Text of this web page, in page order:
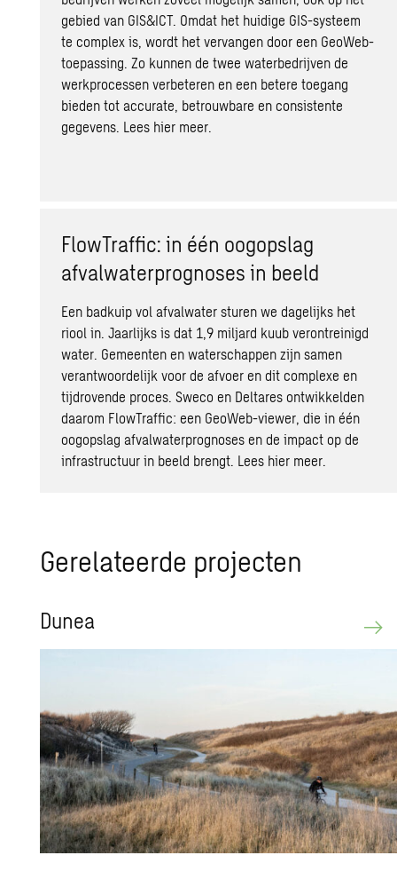
gebied van GIS&ICT. Omdat het huidige GIS-systeem
te complex is, wordt het vervangen door een GeoWeb-
toepassing. Zo kunnen de twee waterbedrijven de
werkprocessen verbeteren en een betere toegang
bieden tot accurate, betrouwbare en consistente
gegevens. Lees hier meer.
FlowTraffic: in één oogopslag
afvalwaterprognoses in beeld
Een badkuip vol afvalwater sturen we dagelijks het
riool in. Jaarlijks is dat 1,9 miljard kuub verontreinigd
water. Gemeenten en waterschappen zijn samen
verantwoordelijk voor de afvoer en dit complexe en
tijdrovende proces. Sweco en Deltares ontwikkelden
daarom FlowTraffic: een GeoWeb-viewer, die in één
oogopslag afvalwaterprognoses en de impact op de
infrastructuur in beeld brengt. Lees hier meer.
Ge­re­la­teer­de pro­jec­ten
Dunea